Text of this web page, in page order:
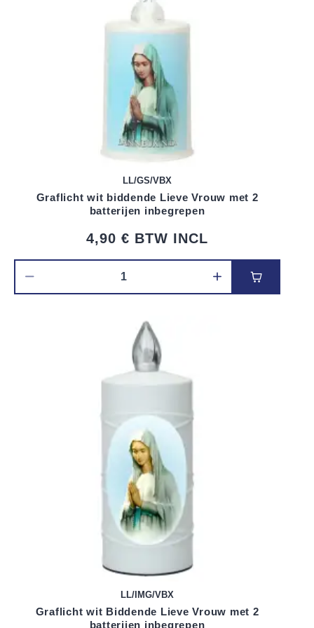
LL/GS/VBX
Graflicht wit biddende Lieve Vrouw met 2
batterijen inbegrepen
4,90 € BTW INCL
Voeg toe
LL/IMG/VBX
Graflicht wit Biddende Lieve Vrouw met 2
batterijen inbegrepen